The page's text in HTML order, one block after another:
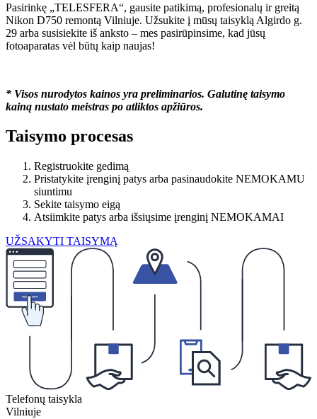
Pasirinkę „TELESFERA“, gausite patikimą, profesionalų ir greitą
Nikon D750 remontą Vilniuje. Užsukite į mūsų taisyklą Algirdo g.
29 arba susisiekite iš anksto – mes pasirūpinsime, kad jūsų
fotoaparatas vėl būtų kaip naujas!
* Visos nurodytos kainos yra preliminarios. Galutinę taisymo
kainą nustato meistras po atliktos apžiūros.
Taisymo procesas
Registruokite gedimą
Pristatykite įrenginį patys arba pasinaudokite NEMOKAMU
siuntimu
Sekite taisymo eigą
Atsiimkite patys arba išsiųsime įrenginį NEMOKAMAI
UŽSAKYTI TAISYMĄ
Telefonų taisykla
Vilniuje